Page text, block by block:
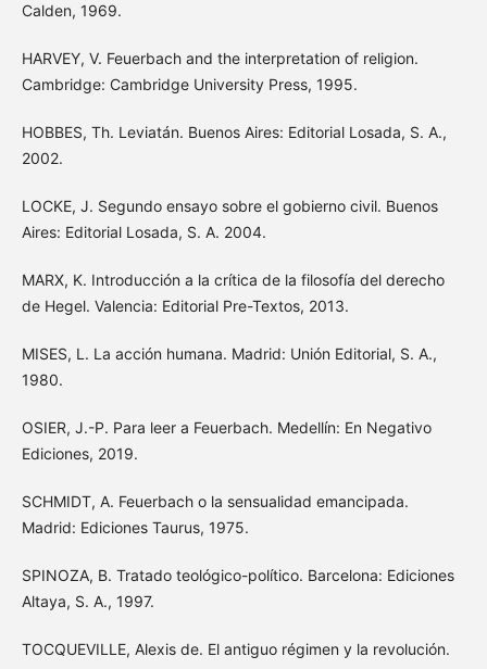
Calden, 1969.
HARVEY, V. Feuerbach and the interpretation of religion.
Cambridge: Cambridge University Press, 1995.
HOBBES, Th. Leviatán. Buenos Aires: Editorial Losada, S. A.,
2002.
LOCKE, J. Segundo ensayo sobre el gobierno civil. Buenos
Aires: Editorial Losada, S. A. 2004.
MARX, K. Introducción a la crítica de la filosofía del derecho
de Hegel. Valencia: Editorial Pre-Textos, 2013.
MISES, L. La acción humana. Madrid: Unión Editorial, S. A.,
1980.
OSIER, J.-P. Para leer a Feuerbach. Medellín: En Negativo
Ediciones, 2019.
SCHMIDT, A. Feuerbach o la sensualidad emancipada.
Madrid: Ediciones Taurus, 1975.
SPINOZA, B. Tratado teológico-político. Barcelona: Ediciones
Altaya, S. A., 1997.
TOCQUEVILLE, Alexis de. El antiguo régimen y la revolución.